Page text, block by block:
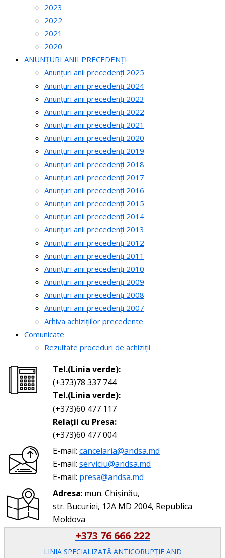
2023
2022
2021
2020
ANUNȚURI ANII PRECEDENȚI
Anunțuri anii precedenți 2025
Anunțuri anii precedenți 2024
Anunțuri anii precedenți 2023
Anunțuri anii precedenți 2022
Anunțuri anii precedenți 2021
Anunțuri anii precedenți 2020
Anunțuri anii precedenți 2019
Anunțuri anii precedenți 2018
Anunțuri anii precedenți 2017
Anunțuri anii precedenți 2016
Anunțuri anii precedenți 2015
Anunțuri anii precedenți 2014
Anunțuri anii precedenți 2013
Anunțuri anii precedenți 2012
Anunțuri anii precedenți 2011
Anunțuri anii precedenți 2010
Anunțuri anii precedenți 2009
Anunțuri anii precedenți 2008
Anunțuri anii precedenți 2007
Arhiva achizițiilor precedente
Comunicate
Rezultate proceduri de achiziții
Tel.(Linia verde):
(+373)78 337 744
Tel.(Linia verde):
(+373)60 477 117
Relații cu Presa:
(+373)60 477 004
E-mail: cancelaria@andsa.md
E-mail: serviciu@andsa.md
E-mail: presa@andsa.md
Adresa: mun. Chișinău,
str. Bucuriei, 12A MD 2004, Republica
Moldova
+373 76 666 222
LINIA SPECIALIZATĂ ANTICORUPŢIE AND